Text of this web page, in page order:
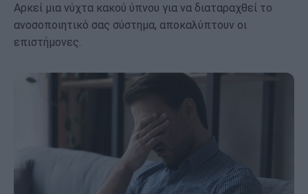
Αρκεί μια νύχτα κακού ύπνου για να διαταραχθεί το
ανοσοποιητικό σας σύστημα, αποκαλύπτουν οι
επιστήμονες.